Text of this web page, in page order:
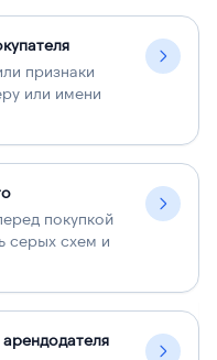
признаки
или имени
покупкой
серых схем и